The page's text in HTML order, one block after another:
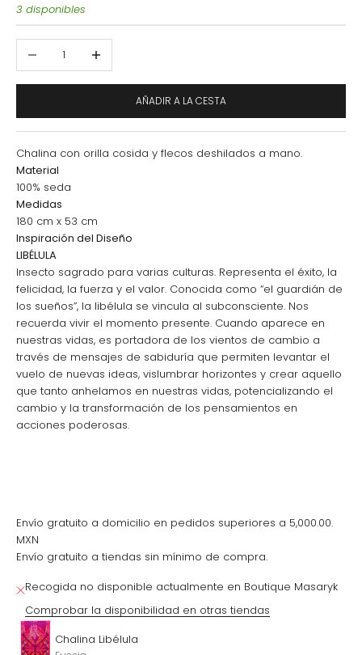
3 disponibles
AÑADIR A LA CESTA
Chalina con orilla cosida y flecos deshilados a mano.
Material
100% seda
Medidas
180 cm x 53 cm
Inspiración del Diseño
LIBÉLULA
Insecto sagrado para varias culturas. Representa el éxito, la
felicidad, la fuerza y el valor. Conocida como “el guardián de
los sueños”, la libélula se vincula al subconsciente. Nos
recuerda vivir el momento presente. Cuando aparece en
nuestras vidas, es portadora de los vientos de cambio a
través de mensajes de sabiduría que permiten levantar el
vuelo de nuevas ideas, vislumbrar horizontes y crear aquello
que tanto anhelamos en nuestras vidas, potencializando el
cambio y la transformación de los pensamientos en
acciones poderosas.
Envío gratuito a domicilio en pedidos superiores a 5,000.00.
MXN
Envío gratuito a tiendas sin mínimo de compra.
Recogida no disponible actualmente en Boutique Masaryk
Comprobar la disponibilidad en otras tiendas
Chalina Libélula